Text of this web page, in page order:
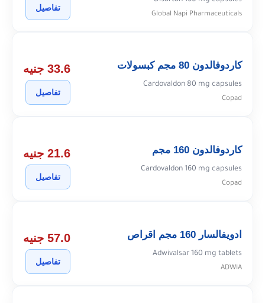
Global Napi Pharmaceuticals
تفاصيل
كاردوفالدون 80 مجم كبسولات
Cardovaldon 80 mg capsules
Copad
33.6 جنيه
تفاصيل
كاردوفالدون 160 مجم
Cardovaldon 160 mg capsules
Copad
21.6 جنيه
تفاصيل
ادويفالسار 160 مجم اقراص
Adwivalsar 160 mg tablets
ADWIA
57.0 جنيه
تفاصيل